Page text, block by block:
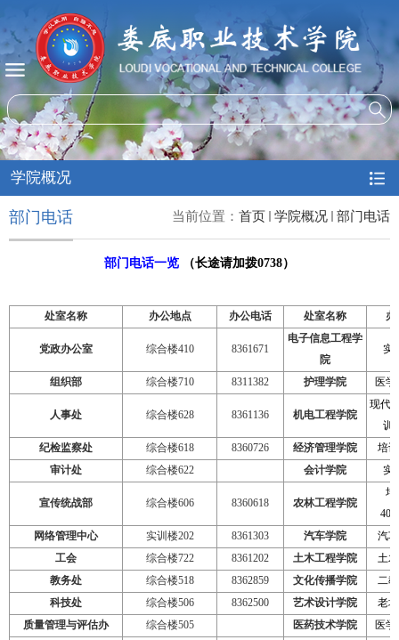
学院概况
当前位置： 首页 学院概况 部门电话
部门电话
部门电话一览 （长途请加拨0738）
处室名称 办公地点 办公电话 处室名称 办
党政办公室 综合楼410 8361671
电子信息工程学
院
实
组织部 综合楼710 8311382 护理学院 医学
人事处 综合楼628 8361136 机电工程学院
现代
训
纪检监察处
综合楼618 8360726 经济管理学院
培
审计处
综合楼622 会计学院 实
宣传统战部 综合楼606 8360618 农林工程学院
培
402
网络管理中心
实训楼202 8361303 汽车学院
汽
工会
综合楼722 8361202 土木工程学院
土
教务处
综合楼518 8362859 文化传播学院
二
科技处
综合楼506 8362500 艺术设计学院
老
质量管理与评估办
综合楼505 医药技术学院 医学